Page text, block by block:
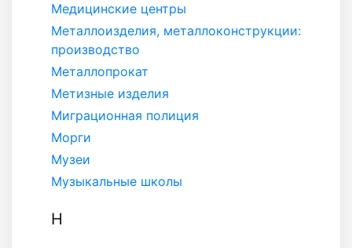
Медицинские центры
Металлоизделия, металлоконструкции:
производство
Металлопрокат
Метизные изделия
Миграционная полиция
Морги
Музеи
Музыкальные школы
Н